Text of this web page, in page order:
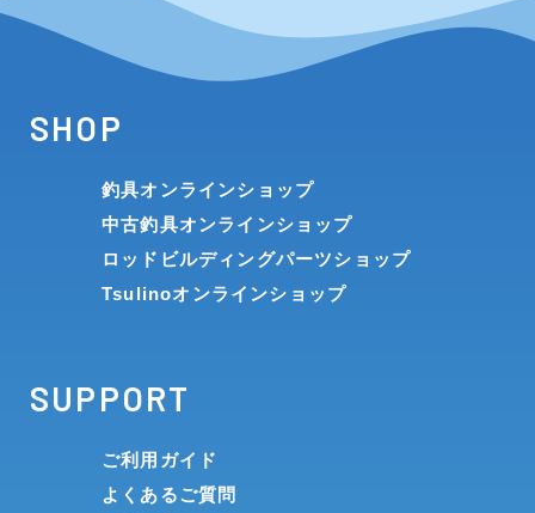
SHOP
釣具オンラインショップ
中古釣具オンラインショップ
ロッドビルディングパーツショップ
Tsulinoオンラインショップ
SUPPORT
ご利用ガイド
よくあるご質問